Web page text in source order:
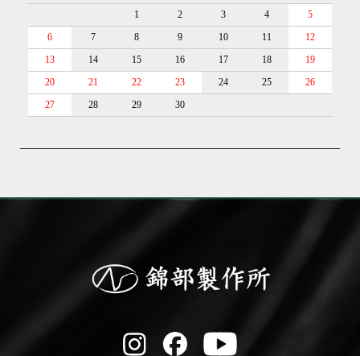
1
2 3 4
5
6
7 8 9 10 11
12
13
14 15 16 17 18
19
20
21 22 23 24 25
26
27
28 29 30